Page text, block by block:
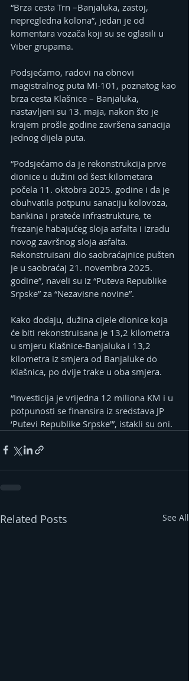
“Brza cesta Trn –Banjaluka, zastoj,
nepregledna kolona”, jedan je od
komentara vozača koji su se oglasili u
Viber grupama.
Podsjećamo, radovi na obnovi
magistralnog puta MI-101, poznatog kao
brza cesta Klašnice – Banjaluka,
nastavljeni su 13. maja, nakon što je
krajem prošle godine završena sanacija
jednog dijela puta.
“Podsjećamo da je rekonstrukcija prve
dionice u dužini od šest kilometara
počela 11. oktobra 2025. godine i da je
obuhvatila potpunu sanaciju kolovoza,
bankina i prateće infrastrukture, te
frezanje habajućeg sloja asfalta i izradu
novog završnog sloja asfalta.
Rekonstruisani dio saobraćajnice pušten
je u saobraćaj 21. novembra 2025.
godine”, naveli su iz “Puteva Republike
Srpske” za “Nezavisne novine”.
Kako dodaju, dužina cijele dionice koja
će biti rekonstruisana je 13,2 kilometra
u smjeru Klašnice-Banjaluka i 13,2
kilometra iz smjera od Banjaluke do
Klašnica, po dvije trake u oba smjera.
“Investicija je vrijedna 12 miliona KM i u
potpunosti se finansira iz sredstava JP
‘Putevi Republike Srpske'”, istakli su oni.
Related Posts See All